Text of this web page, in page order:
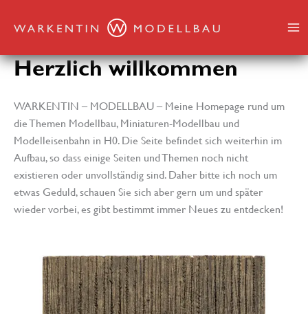
Inhalt
Herzlich willkommen
WARKENTIN – MODELLBAU – Meine Homepage rund um
die Themen Modellbau, Miniaturen-Modellbau und
Modelleisenbahn in H0. Die Seite befindet sich weiterhin im
Aufbau, so dass einige Seiten und Themen noch nicht
existieren oder unvollständig sind. Daher bitte ich noch um
etwas Geduld, schauen Sie sich aber gern um und später
wieder vorbei, es gibt bestimmt immer Neues zu entdecken!